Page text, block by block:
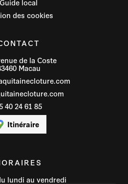
Guide local
des cookies
de la Coste
Macau
40 24 61 85
Itinéraire
lundi au vendredi